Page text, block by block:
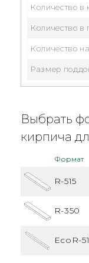
Количество в
Количество в
Количество
Размер
Выбрать
кирпича
Формат
R-515
R-350
EcoR-